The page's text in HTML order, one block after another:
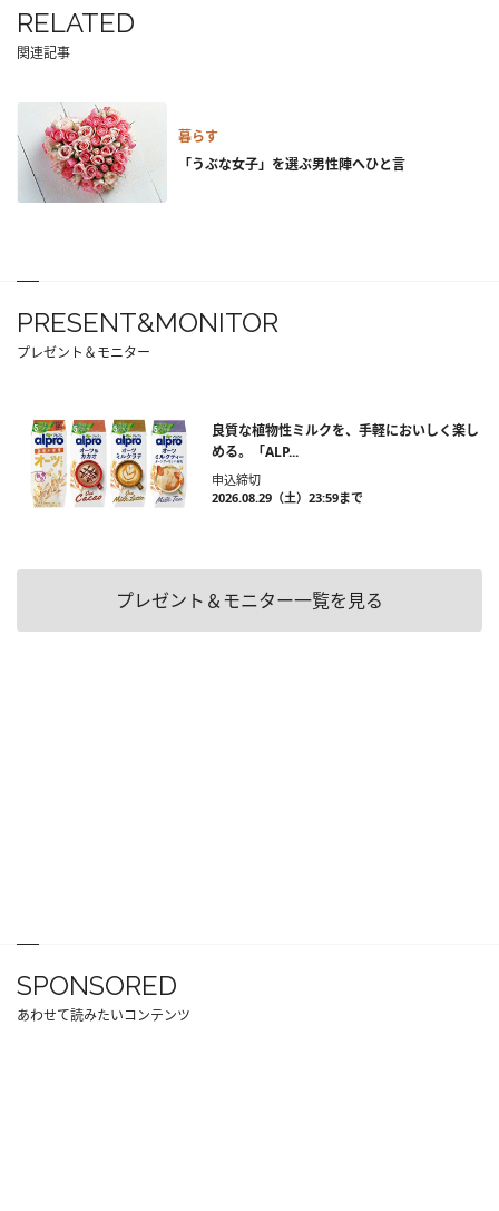
RELATED
関連記事
暮らす
「うぶな女子」を選ぶ男性陣へひと言
PRESENT&MONITOR
プレゼント＆モニター
良質な植物性ミルクを、手軽においしく楽し
める。「ALP...
申込締切
2026.08.29（土）23:59まで
プレゼント＆モニター一覧を見る
SPONSORED
あわせて読みたいコンテンツ